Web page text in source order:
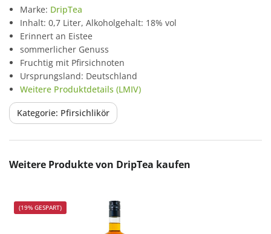
Marke: DripTea
Inhalt: 0,7 Liter, Alkoholgehalt: 18% vol
Erinnert an Eistee
sommerlicher Genuss
Fruchtig mit Pfirsichnoten
Ursprungsland: Deutschland
Weitere Produktdetails (LMIV)
Kategorie: Pfirsichlikör
Produktgalerie überspringen
Weitere Produkte von DripTea kaufen
(19% GESPART)